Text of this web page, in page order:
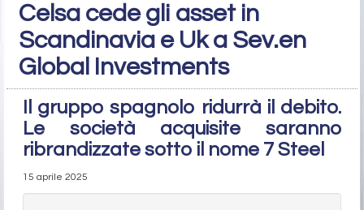
Celsa cede gli asset in
Scandinavia e Uk a Sev.en
Global Investments
Il gruppo spagnolo ridurrà il debito.
Le società acquisite saranno
ribrandizzate sotto il nome 7 Steel
15 aprile 2025